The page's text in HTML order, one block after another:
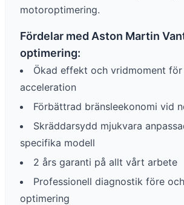
motoroptimering.
Fördelar med Aston Martin
optimering:
Ökad effekt och vridmoment
acceleration
Förbättrad bränsleekonomi vid
Skräddarsydd mjukvara
specifika modell
2 års garanti på allt vårt arbete
Professionell diagnostik före
optimering